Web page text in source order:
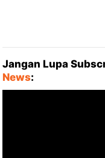
Jangan Lupa
News: